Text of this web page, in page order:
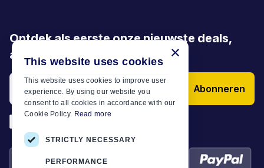
Ontdek als eerste onze nieuwste deals,
aanbiedingen en artikelen
Abonneren
×
This website uses cookies
This website uses cookies to improve user
experience. By using our website you
consent to all cookies in accordance with our
Cookie Policy. Read more
STRICTLY NECESSARY
PERFORMANCE